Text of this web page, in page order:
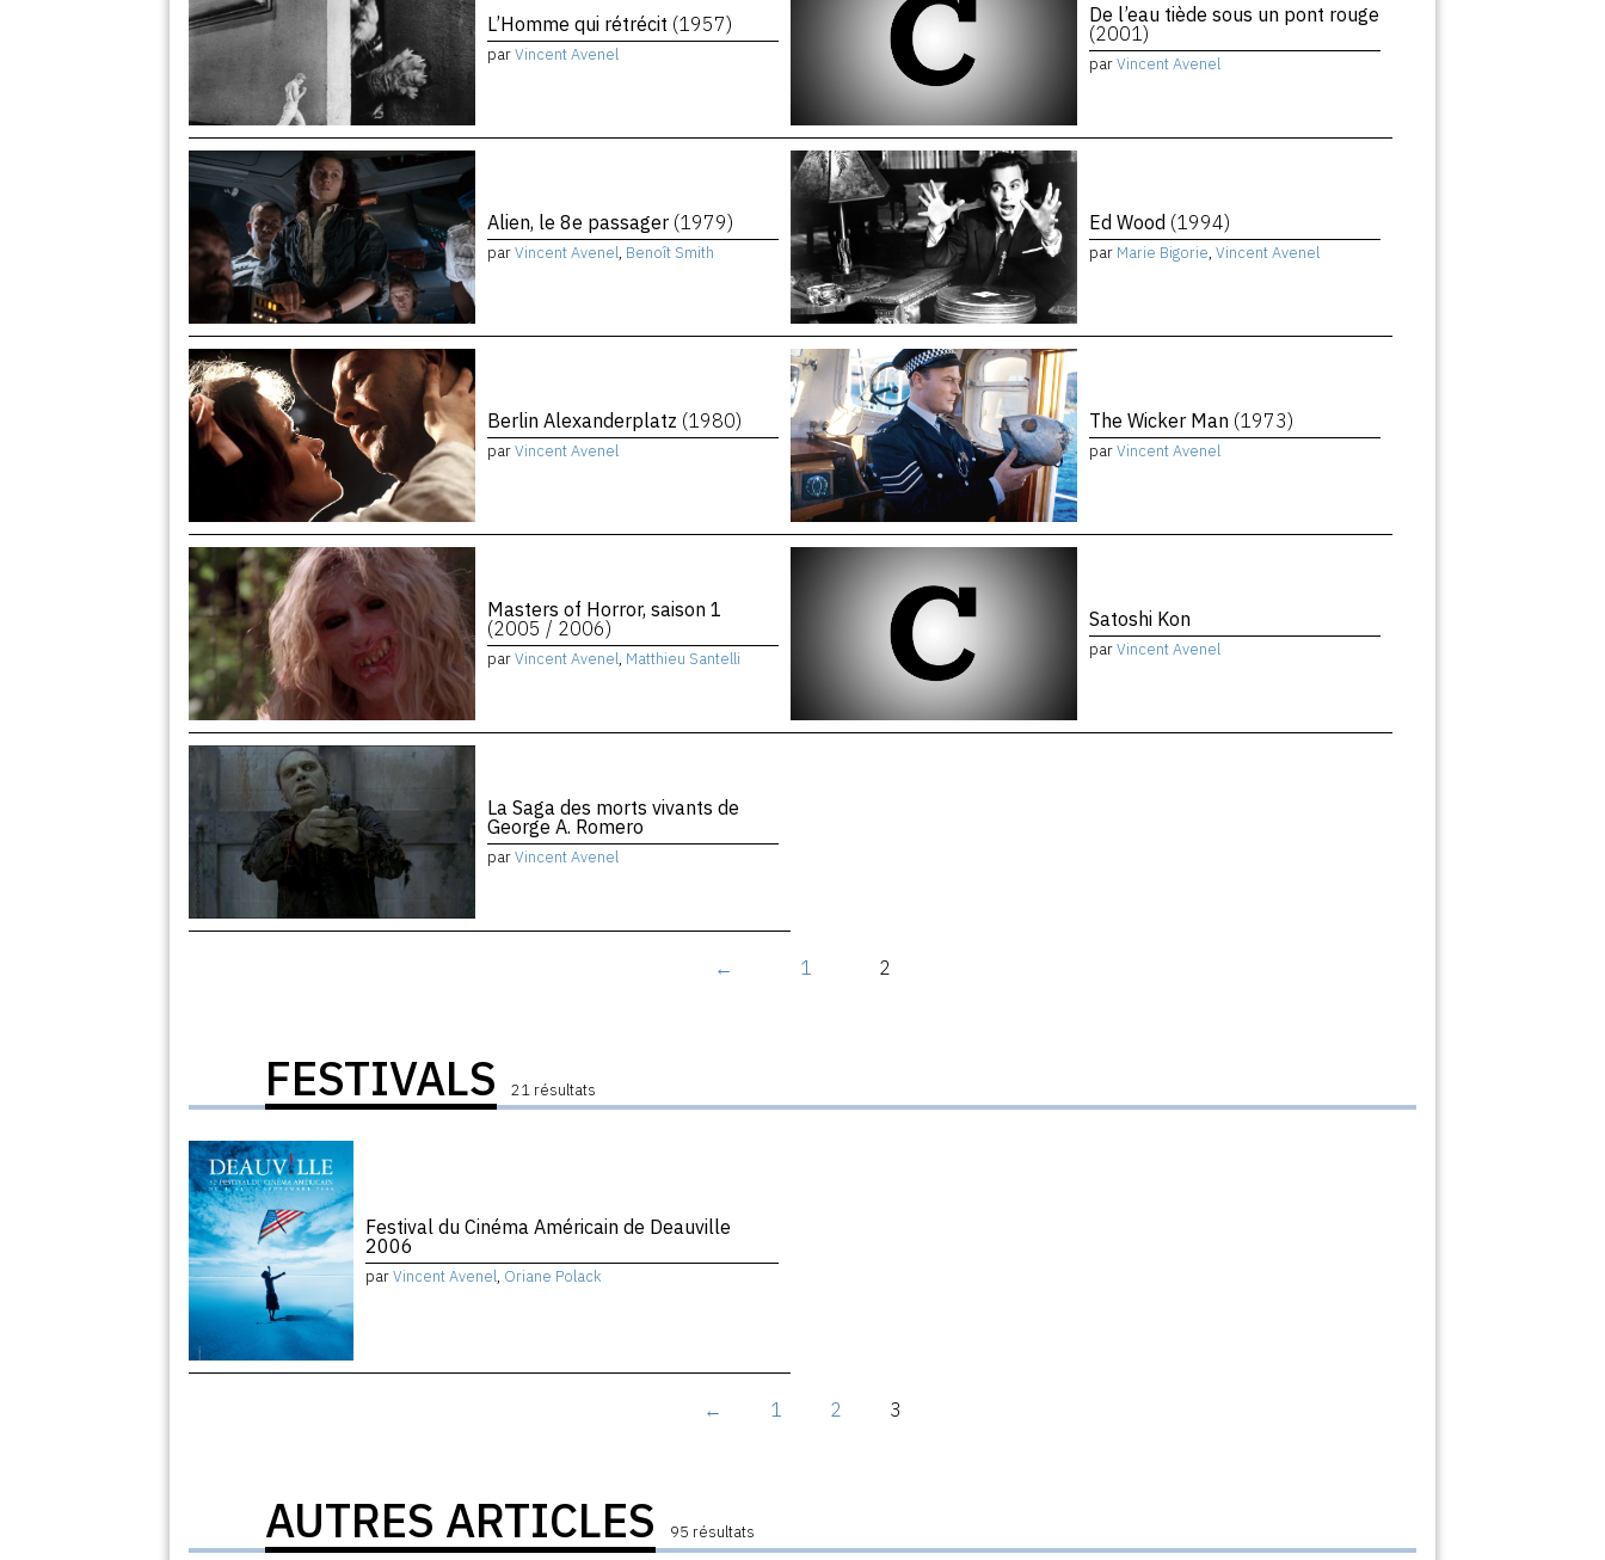
L’Homme qui rétrécit (1957)
parVincent Avenel
De l’eau tiède sous un pont rouge
(2001)
parVincent Avenel
Alien, le 8e passager (1979)
parVincent Avenel, Benoît Smith
Ed Wood (1994)
par Marie Bigorie, Vincent Avenel
Berlin Alexanderplatz (1980)
parVincent Avenel
The Wicker Man (1973)
parVincent Avenel
Masters of Horror, saison 1
(2005 / 2006)
parVincent Avenel, Matthieu Santelli
Satoshi Kon
parVincent Avenel
La Saga des morts vivants de
George A. Romero
parVincent Avenel
← 1 2
FESTIVALS 21 résultats
Festival du Cinéma Américain de Deauville
2006
parVincent Avenel, Oriane Polack
← 1 2 3
AUTRES ARTICLES 95 résultats